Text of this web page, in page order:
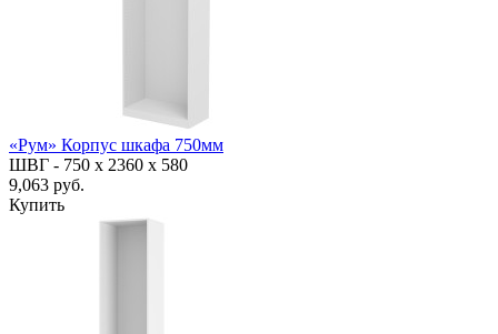
«Рум» Корпус шкафа 750мм
ШВГ - 750 х 2360 х 580
9,063 руб.
Купить